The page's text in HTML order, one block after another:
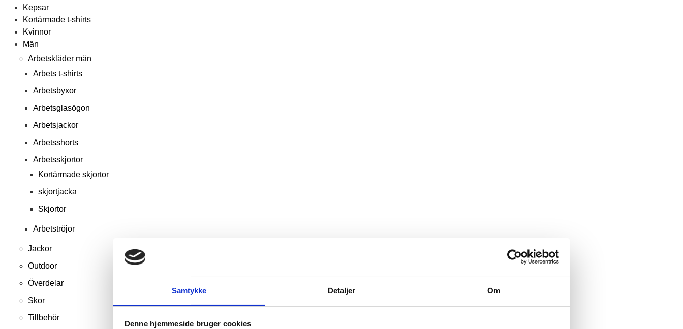
Samtykke Detaljer Om
Denne hjemmeside bruger cookies
Kepsar
Kortärmade t-shirts
Kvinnor
Män
Arbetskläder män
Arbets t-shirts
Arbetsbyxor
Arbetsglasögon
Arbetsjackor
Arbetsshorts
Arbetsskjortor
Kortärmade skjortor
skjortjacka
Skjortor
Arbetströjor
Jackor
Outdoor
Överdelar
Skor
Tillbehör